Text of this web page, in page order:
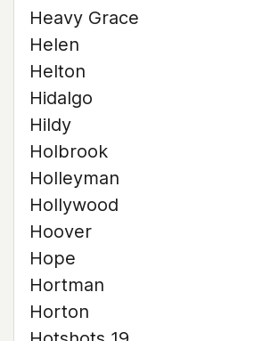
Heavy Grace
Helen
Helton
Hidalgo
Hildy
Holbrook
Holleyman
Hollywood
Hoover
Hope
Hortman
Horton